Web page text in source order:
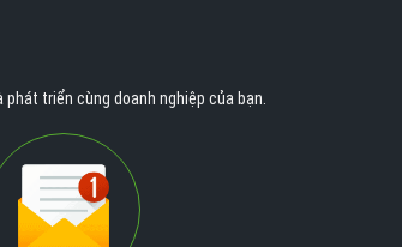
triển cùng doanh nghiệp của bạn.